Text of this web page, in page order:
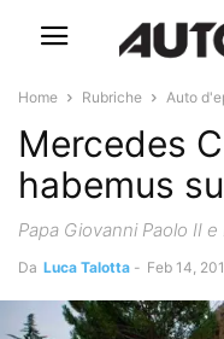
Home Rubriche Auto
Mercedes
habemus
Papa Giovanni Paolo II
Da Luca Talotta - Feb 14,